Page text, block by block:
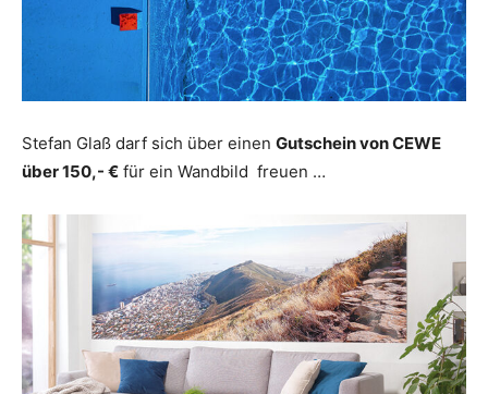
Stefan Glaß darf sich über einen Gutschein von CEWE
über 150,- € für ein Wandbild freuen …